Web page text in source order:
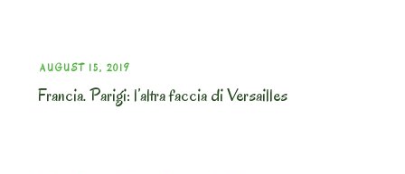
POSTED
ON
AUGUST 15, 2019
Francia. Parigi: l’altra faccia di Versailles